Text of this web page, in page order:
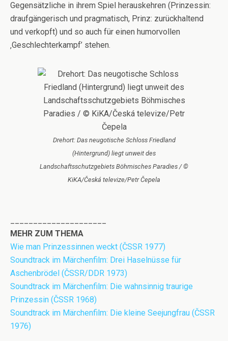
Gegensätzliche in ihrem Spiel herauskehren (Prinzessin:
draufgängerisch und pragmatisch, Prinz: zurückhaltend
und verkopft) und so auch für einen humorvollen
‚Geschlechterkampf’ stehen.
Drehort: Das neugotische Schloss Friedland
(Hintergrund) liegt unweit des
Landschaftsschutzgebiets Böhmisches Paradies / ©
KiKA/Česká televize/Petr Čepela
MEHR ZUM THEMA
Wie man Prinzessinnen weckt (ČSSR 1977)
Soundtrack im Märchenfilm: Drei Haselnüsse für
Aschenbrödel (ČSSR/DDR 1973)
Soundtrack im Märchenfilm: Die wahnsinnig traurige
Prinzessin (ČSSR 1968)
Soundtrack im Märchenfilm: Die kleine Seejungfrau (ČSSR
1976)